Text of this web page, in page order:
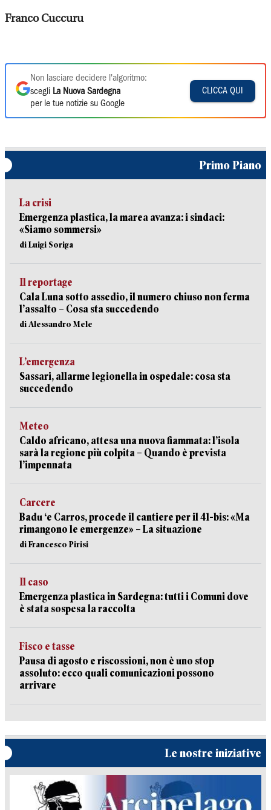
Franco Cuccuru
Non lasciare decidere l'algoritmo:
scegli La Nuova Sardegna
per le tue notizie su Google
CLICCA QUI
Primo Piano
La crisi
Emergenza plastica, la marea avanza: i sindaci:
«Siamo sommersi»
di Luigi Soriga
Il reportage
Cala Luna sotto assedio, il numero chiuso non ferma
l’assalto – Cosa sta succedendo
di Alessandro Mele
L’emergenza
Sassari, allarme legionella in ospedale: cosa sta
succedendo
Meteo
Caldo africano, attesa una nuova fiammata: l’isola
sarà la regione più colpita – Quando è prevista
l’impennata
Carcere
Badu ‘e Carros, procede il cantiere per il 41-bis: «Ma
rimangono le emergenze» – La situazione
di Francesco Pirisi
Il caso
Emergenza plastica in Sardegna: tutti i Comuni dove
è stata sospesa la raccolta
Fisco e tasse
Pausa di agosto e riscossioni, non è uno stop
assoluto: ecco quali comunicazioni possono
arrivare
Le nostre iniziative